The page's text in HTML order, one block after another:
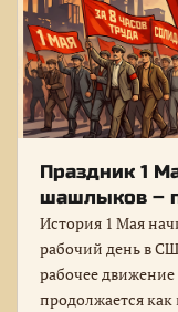
Праздник 1
шашлыков –
История 1 Мая
рабочий день в
рабочее
продолжается